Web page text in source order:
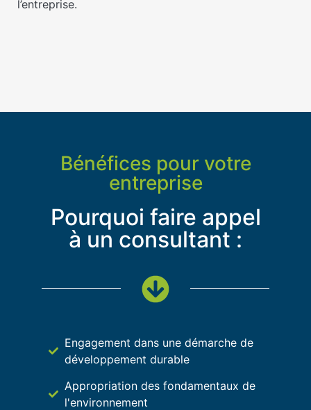
l’entreprise.
Bénéfices pour votre
entreprise
Pourquoi faire appel
à un consultant :
Engagement dans une démarche de
développement durable
Appropriation des fondamentaux de
l'environnement